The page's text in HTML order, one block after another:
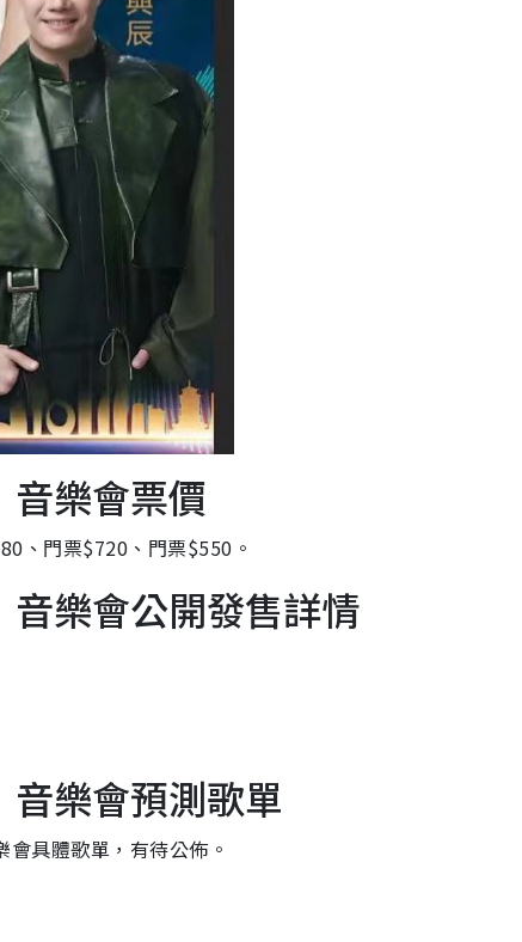
音樂會票價
、門票$720、門票$550。
音樂會公開發售詳情
音樂會預測歌單
具體歌單，有待公佈。